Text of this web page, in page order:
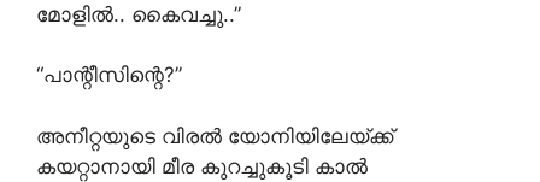
മോളിൽ.. കൈവച്ചു..”
“പാന്റീസിന്റെ?”
അനീറ്റയുടെ വിരൽ യോനിയിലേയ്ക്ക്
കയറ്റാനായി മീര കുറച്ചുകൂടി കാൽ